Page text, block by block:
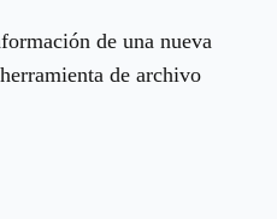
de una nueva
de archivo